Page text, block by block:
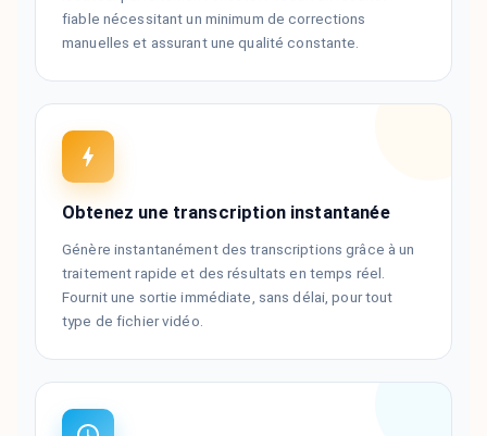
fiable nécessitant un minimum de corrections
manuelles et assurant une qualité constante.
Obtenez une transcription instantanée
Génère instantanément des transcriptions grâce à un
traitement rapide et des résultats en temps réel.
Fournit une sortie immédiate, sans délai, pour tout
type de fichier vidéo.